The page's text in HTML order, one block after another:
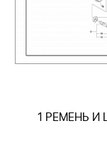
1 РЕМЕНЬ И